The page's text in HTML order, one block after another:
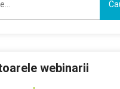
webinarii